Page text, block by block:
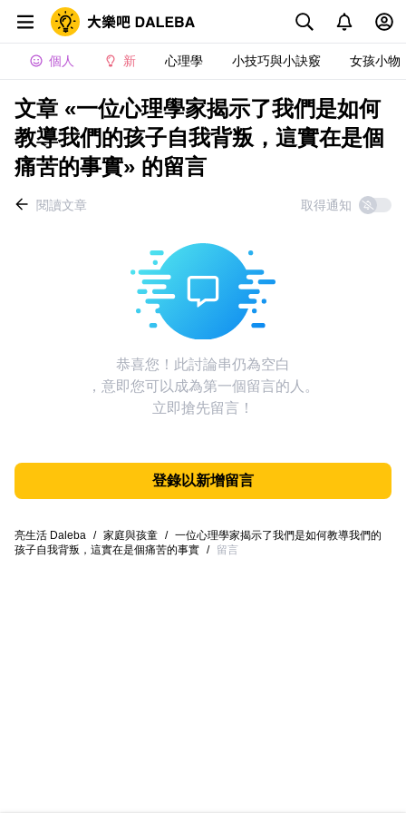
個人 新 心理學 小技巧與小訣竅 女孩小物
文章 «一位心理學家揭示了我們是如何
教導我們的孩子自我背叛，這實在是個
痛苦的事實» 的留言
閱讀文章 取得通知
恭喜您！此討論串仍為空白
，意即您可以成為第一個留言的人。
立即搶先留言！
登錄以新增留言
亮生活 Daleba / 家庭與孩童 / 一位心理學家揭示了我們是如何教導我們的
孩子自我背叛，這實在是個痛苦的事實 / 留言